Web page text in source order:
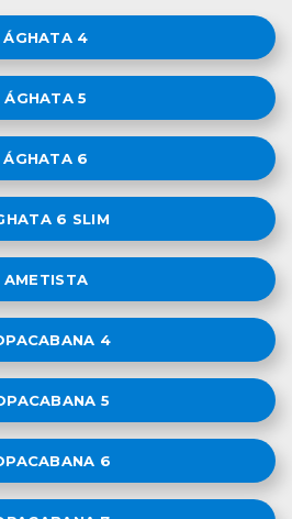
ÁGHATA 4
ÁGHATA 5
ÁGHATA 6
6 SLIM
AMETISTA
4
5
6